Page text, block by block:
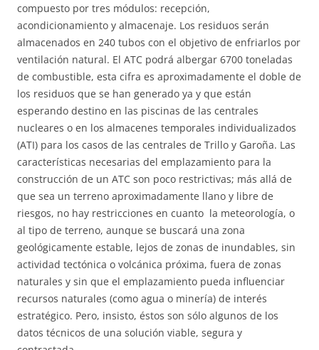
compuesto por tres módulos: recepción,
acondicionamiento y almacenaje. Los residuos serán
almacenados en 240 tubos con el objetivo de enfriarlos por
ventilación natural. El ATC podrá albergar 6700 toneladas
de combustible, esta cifra es aproximadamente el doble de
los residuos que se han generado ya y que están
esperando destino en las piscinas de las centrales
nucleares o en los almacenes temporales individualizados
(ATI) para los casos de las centrales de Trillo y Garoña. Las
características necesarias del emplazamiento para la
construcción de un ATC son poco restrictivas; más allá de
que sea un terreno aproximadamente llano y libre de
riesgos, no hay restricciones en cuanto la meteorología, o
al tipo de terreno, aunque se buscará una zona
geológicamente estable, lejos de zonas de inundables, sin
actividad tectónica o volcánica próxima, fuera de zonas
naturales y sin que el emplazamiento pueda influenciar
recursos naturales (como agua o minería) de interés
estratégico. Pero, insisto, éstos son sólo algunos de los
datos técnicos de una solución viable, segura y